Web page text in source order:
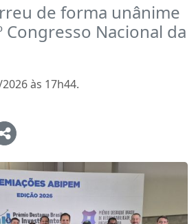
de forma unânime
Congresso Nacional da
às 17h44.